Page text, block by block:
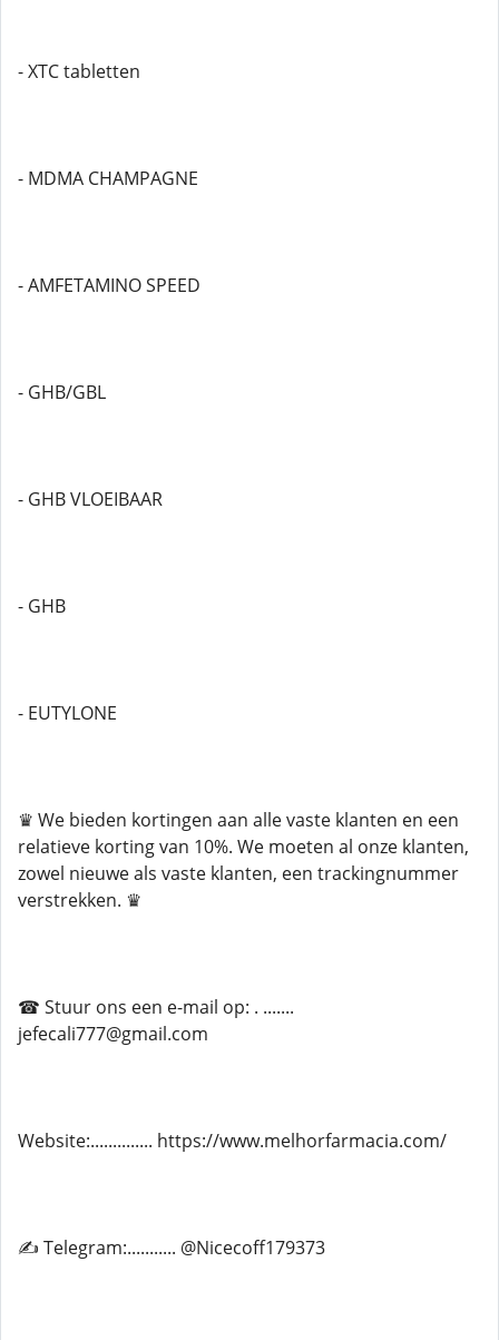
- XTC tabletten
- MDMA CHAMPAGNE
- AMFETAMINO SPEED
- GHB/GBL
- GHB VLOEIBAAR
- GHB
- EUTYLONE
♛ We bieden kortingen aan alle vaste klanten en een
relatieve korting van 10%. We moeten al onze klanten,
zowel nieuwe als vaste klanten, een trackingnummer
verstrekken. ♛
☎ Stuur ons een e-mail op: . .......
jefecali777@gmail.com
Website:.............. https://www.melhorfarmacia.com/
✍ Telegram:........... @Nicecoff179373